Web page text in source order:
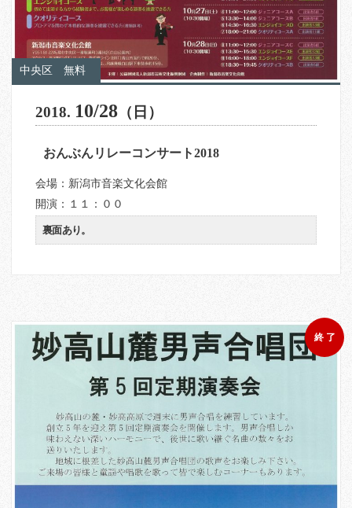
中央区 無料
2018. 10/28 （日）
おんぶんリレーコンサート2018
会場：新潟市音楽文化会館
開演：１１：００
裏面あり。
終 了